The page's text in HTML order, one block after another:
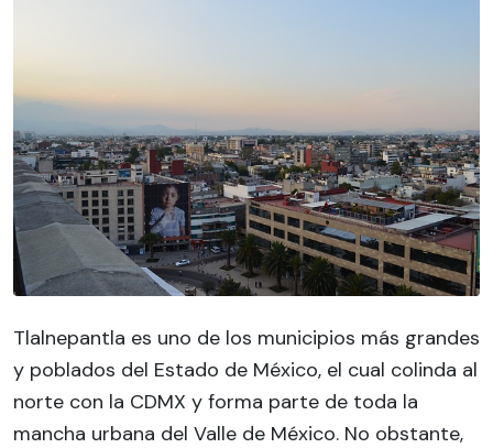
Tlalnepantla es uno de los municipios más grandes
y poblados del Estado de México, el cual colinda al
norte con la CDMX y forma parte de toda la
mancha urbana del Valle de México. No obstante,